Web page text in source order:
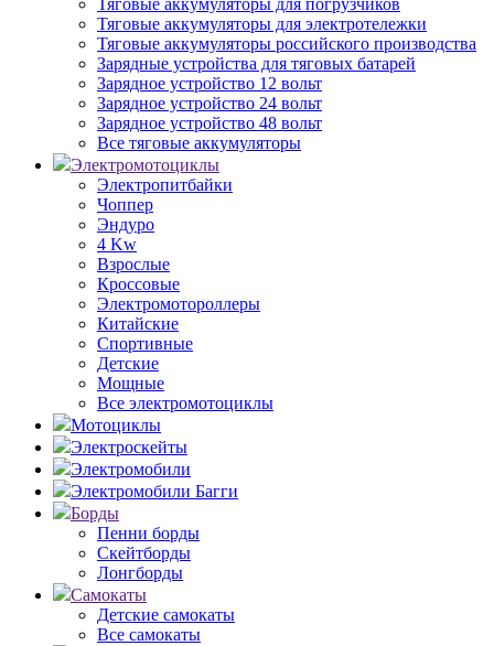
Тяговые аккумуляторы для погрузчиков
Тяговые аккумуляторы для электротележки
Тяговые аккумуляторы российского производства
Зарядные устройства для тяговых батарей
Зарядное устройство 12 вольт
Зарядное устройство 24 вольт
Зарядное устройство 48 вольт
Все тяговые аккумуляторы
Электромотоциклы
Электропитбайки
Чоппер
Эндуро
4 Kw
Взрослые
Кроссовые
Электромотороллеры
Китайские
Спортивные
Детские
Мощные
Все электромотоциклы
Мотоциклы
Электроскейты
Электромобили
Электромобили Багги
Борды
Пенни борды
Скейтборды
Лонгборды
Самокаты
Детские самокаты
Все самокаты